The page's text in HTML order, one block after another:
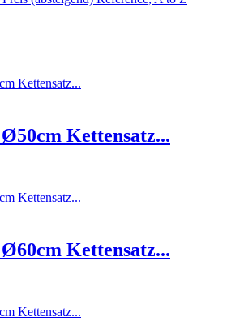
Kettensatz...
Kettensatz...